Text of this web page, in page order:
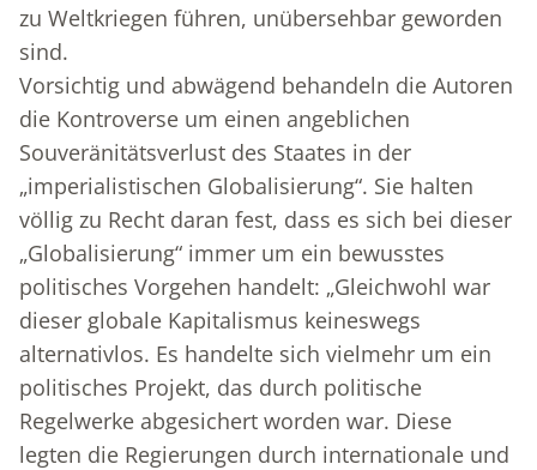
zu Weltkriegen führen, unübersehbar geworden
sind.
Vorsichtig und abwägend behandeln die Autoren
die Kontroverse um einen angeblichen
Souveränitätsverlust des Staates in der
„imperialistischen Globalisierung“. Sie halten
völlig zu Recht daran fest, dass es sich bei dieser
„Globalisierung“ immer um ein bewusstes
politisches Vorgehen handelt: „Gleichwohl war
dieser globale Kapitalismus keineswegs
alternativlos. Es handelte sich vielmehr um ein
politisches Projekt, das durch politische
Regelwerke abgesichert worden war. Diese
legten die Regierungen durch internationale und